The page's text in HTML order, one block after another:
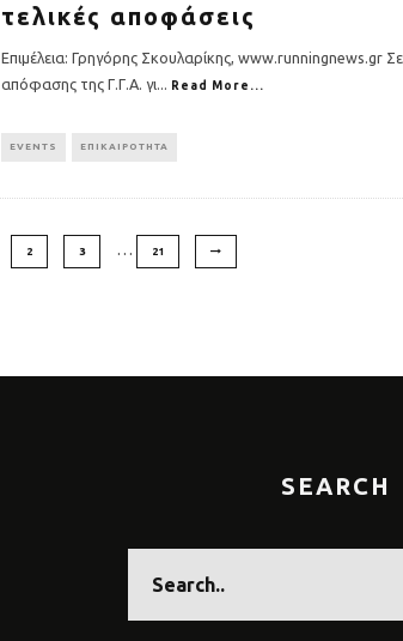
τελικές αποφάσεις
Επιμέλεια: Γρηγόρης Σκουλαρίκης, www.runningnews.gr Σε
απόφασης της Γ.Γ.Α. γι... Read More...
EVENTS ΕΠΙΚΑΙΡΟΤΗΤΑ
2 3 … 21
SEARCH